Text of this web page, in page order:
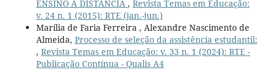
ENSINO A DISTÂNCIA , Revista Temas em Educação:
v. 24 n. 1 (2015): RTE (jan.-jun.)
Marília de Faria Ferreira , Alexandre Nascimento de
Almeida, Processo de seleção da assistência estudantil:
, Revista Temas em Educação: v. 33 n. 1 (2024): RTE -
Publicação Contínua - Qualis A4